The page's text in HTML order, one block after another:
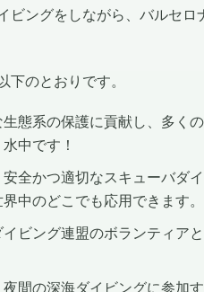
ビングをしながら、バルセ
下のとおりです。
態系の保護に貢献し、多く
中です！
全かつ適切なスキューバダ
中のどこでも応用できます。
ビング連盟のボランティア
間の深海ダイビングに参加